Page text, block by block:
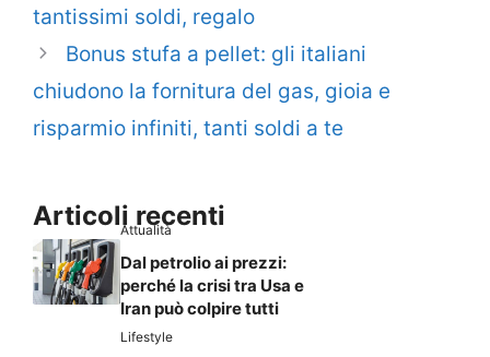
tantissimi soldi, regalo
Bonus stufa a pellet: gli italiani
chiudono la fornitura del gas, gioia e
risparmio infiniti, tanti soldi a te
Articoli recenti
Attualità
Dal petrolio ai prezzi:
perché la crisi tra Usa e
Iran può colpire tutti
Lifestyle